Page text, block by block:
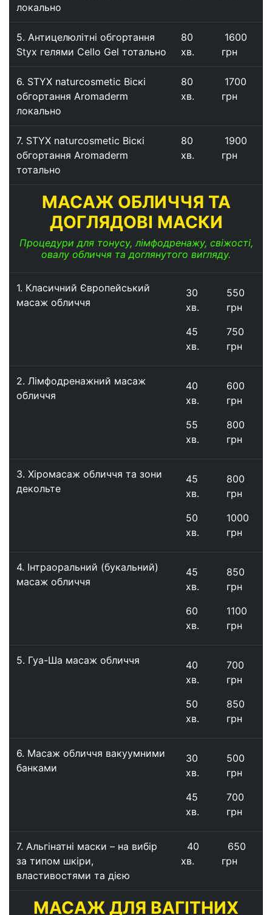
локально
5. Антицелюлітні обгортання
Styx гелями Cello Gel тотально
80
хв.
1600
грн
6. STYX naturcosmetic Віскі
обгортання Aromaderm
локально
80
хв.
1700
грн
7. STYX naturcosmetic Віскі
обгортання Aromaderm
тотально
80
хв.
1900
грн
МАСАЖ ОБЛИЧЧЯ ТА
ДОГЛЯДОВІ МАСКИ
Процедури для тонусу, лімфодренажу, свіжості,
овалу обличчя та доглянутого вигляду.
1. Класичний Європейський
масаж обличчя
30
хв.
45
хв.
550
грн
750
грн
2. Лімфодренажний масаж
обличчя
40
хв.
55
хв.
600
грн
800
грн
3. Хіромасаж обличчя та зони
декольте
45
хв.
50
хв.
800
грн
1000
грн
4. Інтраоральний (букальний)
масаж обличчя
45
хв.
60
хв.
850
грн
1100
грн
5. Гуа-Ша масаж обличчя
40
хв.
50
хв.
700
грн
850
грн
6. Масаж обличчя вакуумними
банками
30
хв.
45
хв.
500
грн
700
грн
7. Альгінатні маски – на вибір
за типом шкіри,
властивостями та дією
40
хв.
650
грн
МАСАЖ ДЛЯ ВАГІТНИХ